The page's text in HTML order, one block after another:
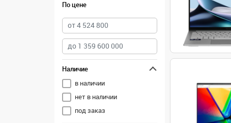
По цене
Наличие
в наличии
нет в наличии
под заказ